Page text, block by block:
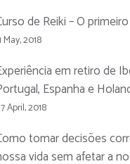
de Reiki – O
May, 2018
em retiro de
Espanha e
April, 2018
tomar decisões
vida sem afetar a